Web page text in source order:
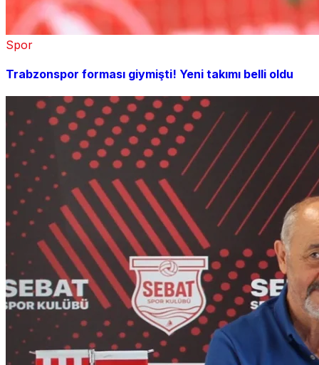
Spor
Trabzonspor forması giymişti! Yeni takımı belli oldu